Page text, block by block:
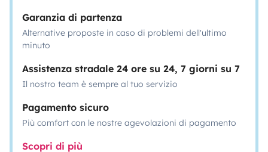
Garanzia di partenza
Alternative proposte in caso di problemi dell'ultimo
minuto
Assistenza stradale 24 ore su 24, 7 giorni su 7
Il nostro team è sempre al tuo servizio
Pagamento sicuro
Più comfort con le nostre agevolazioni di pagamento
Scopri di più